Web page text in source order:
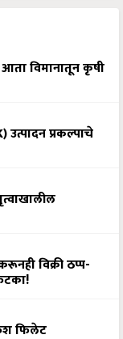
विमानातून कृषी
प्रकल्पाचे
विक्री ठप्प-
फिलेट